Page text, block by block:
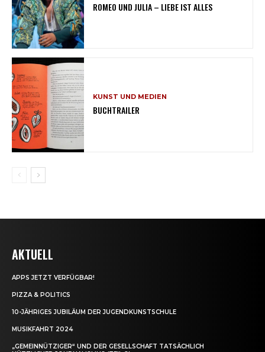
ROMEO UND JULIA – LIEBE IST ALLES
KUNST UND MEDIEN
BUCHTRAILER
AKTUELL
APPS JETZT VERFÜGBAR!
PIZZA & POLITICS
10-JÄHRIGES JUBILÄUM DER JUGENDKUNSTSCHULE
MUSIKFAHRT 2024
„GEMEINNÜTZIGER“ UND DER GESELLSCHAFT TATSÄCHLICH